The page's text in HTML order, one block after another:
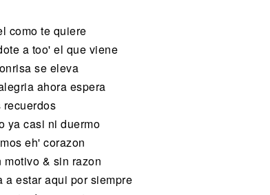
como te quiere
a too' el que viene
se eleva
ahora espera
recuerdos
ya casi ni duermo
eh' corazon
& sin razon
a estar aqui por siempre